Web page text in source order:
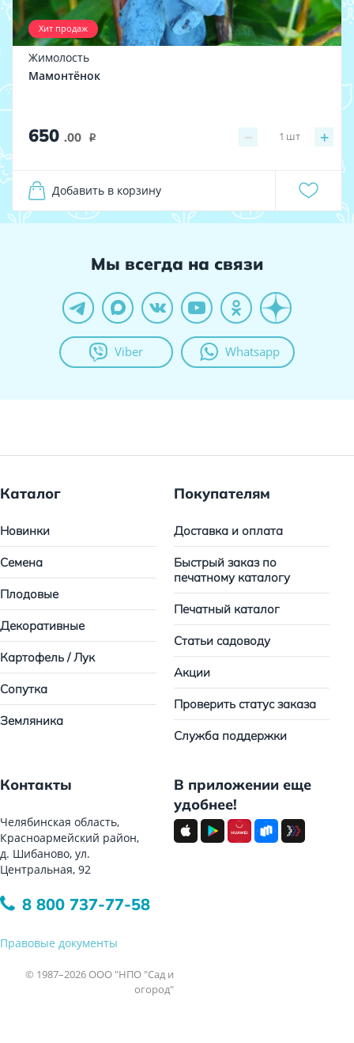
Хит продаж
Жимолость
Мамонтёнок
650 .00 i − +
1 шт
Добавить в корзину
Мы всегда на связи
Viber Whatsapp
Каталог
Новинки
Семена
Плодовые
Декоративные
Картофель / Лук
Сопутка
Земляника
Покупателям
Доставка и оплата
Быстрый заказ по
печатному каталогу
Печатный каталог
Статьи садоводу
Акции
Проверить статус заказа
Служба поддержки
Контакты
Челябинская область,
Красноармейский район,
д. Шибаново, ул.
Центральная, 92
8 800 737-77-58
Правовые документы
© 1987–2026 ООО "НПО "Сад и
огород"
В приложении еще
удобнее!